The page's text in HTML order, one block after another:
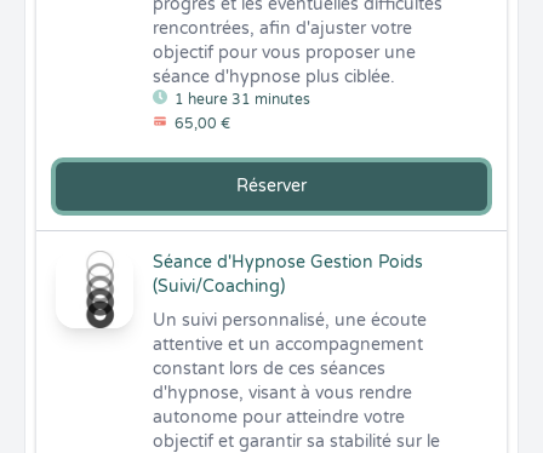
1 heure 31 minutes
65,00 €
progrès et les éventuelles difficultés
rencontrées, afin d'ajuster votre
objectif pour vous proposer une
séance d'hypnose plus ciblée.
Réserver
Séance d'Hypnose Gestion Poids
(Suivi/Coaching)
Un suivi personnalisé, une écoute
attentive et un accompagnement
constant lors de ces séances
d'hypnose, visant à vous rendre
autonome pour atteindre votre
objectif et garantir sa stabilité sur le